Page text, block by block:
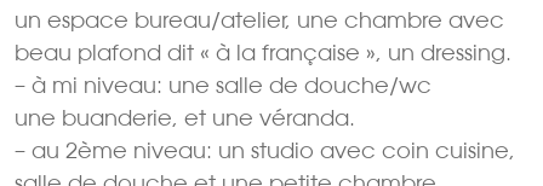
un espace bureau/atelier, une chambre avec
beau plafond dit « à la française », un dressing.
– à mi niveau: une salle de douche/wc
une buanderie, et une véranda.
– au 2ème niveau: un studio avec coin cuisine,